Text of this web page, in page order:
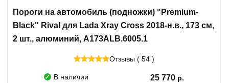
Пороги на автомобиль (подножки) "Premium-
Black" Rival для Lada Xray Cross 2018-н.в., 173 см,
2 шт., алюминий, A173ALB.6005.1
Отзывы ( 54 )
В наличии 25 770